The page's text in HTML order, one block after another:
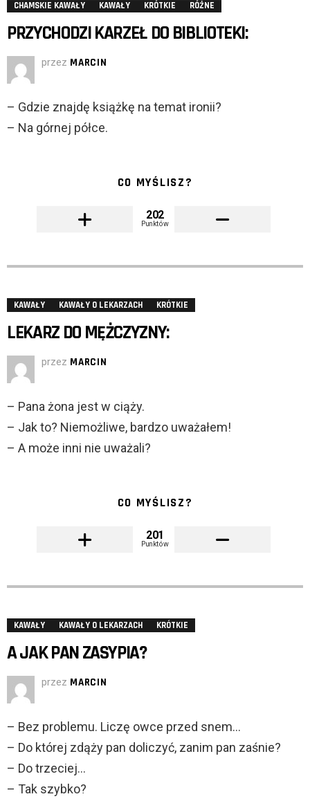
CHAMSKIE KAWAŁY KAWAŁY KRÓTKIE RÓŻNE
PRZYCHODZI KARZEŁ DO BIBLIOTEKI:
przez MARCIN
– Gdzie znajdę książkę na temat ironii?
– Na górnej półce.
CO MYŚLISZ?
202
Punktów
KAWAŁY KAWAŁY O LEKARZACH KRÓTKIE
LEKARZ DO MĘŻCZYZNY:
przez MARCIN
– Pana żona jest w ciąży.
– Jak to? Niemożliwe, bardzo uważałem!
– A może inni nie uważali?
CO MYŚLISZ?
201
Punktów
KAWAŁY KAWAŁY O LEKARZACH KRÓTKIE
A JAK PAN ZASYPIA?
przez MARCIN
– Bez problemu. Liczę owce przed snem…
– Do której zdąży pan doliczyć, zanim pan zaśnie?
– Do trzeciej…
– Tak szybko?